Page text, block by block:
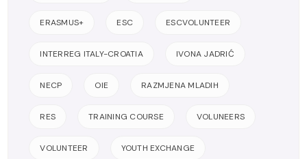
ERASMUS+ ESC ESCVOLUNTEER
INTERREG ITALY-CROATIA IVONA JADRIĆ
NECP OIE RAZMJENA MLADIH
RES TRAINING COURSE VOLUNEERS
VOLUNTEER YOUTH EXCHANGE